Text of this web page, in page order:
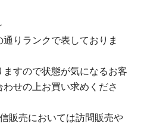
りランクで表しておりま
すので状態が気になるお客
せの上お買い求めくださ
販売においては訪問販売や